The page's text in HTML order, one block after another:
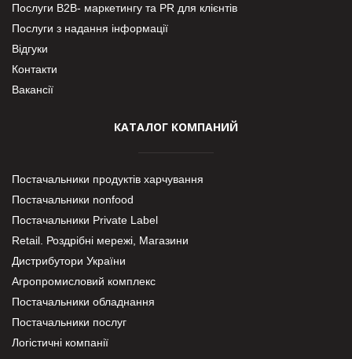
Послуги В2В- маркетингу та PR для клієнтів
Послуги з надання інформації
Відгуки
Контакти
Вакансії
КАТАЛОГ КОМПАНИЙ
Постачальники продуктів харчування
Постачальники nonfood
Постачальники Private Label
Retail. Роздрібні мережі, Магазини
Дистрибутори України
Агропромисловий комплекс
Постачальники обладнання
Постачальники послуг
Логістичні компанії